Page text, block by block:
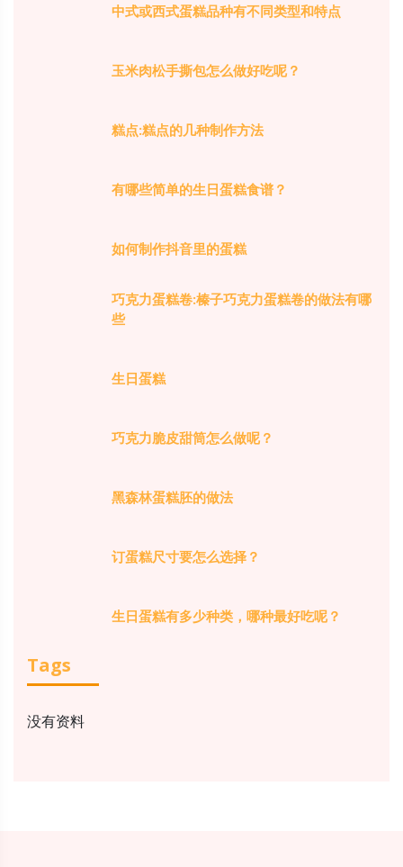
中式或西式蛋糕品种有不同类型和特点
玉米肉松手撕包怎么做好吃呢？
糕点:糕点的几种制作方法
有哪些简单的生日蛋糕食谱？
如何制作抖音里的蛋糕
巧克力蛋糕卷:榛子巧克力蛋糕卷的做法有哪
些
生日蛋糕
巧克力脆皮甜筒怎么做呢？
黑森林蛋糕胚的做法
订蛋糕尺寸要怎么选择？
生日蛋糕有多少种类，哪种最好吃呢？
Tags
没有资料